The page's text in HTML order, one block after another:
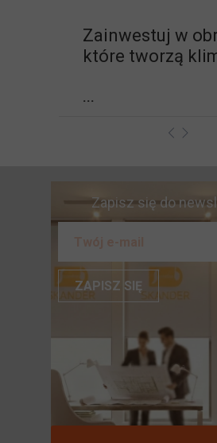
Zainwestuj w
które tworzą
...
Zapisz się do
ZAPISZ SIĘ